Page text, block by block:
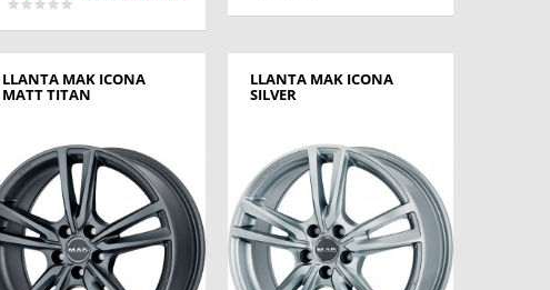
LLANTA MAK ICONA
MATT TITAN
LLANTA MAK ICONA
SILVER